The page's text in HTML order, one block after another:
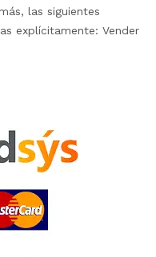
las siguientes
explícitamente: Vender